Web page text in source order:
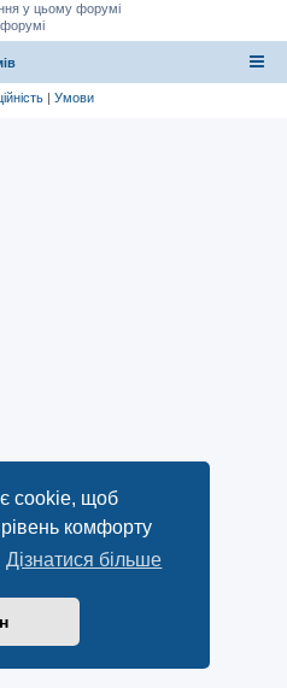
cookie, щоб
комфорту
Дізнатися більше
у цьому форумі
| Умови